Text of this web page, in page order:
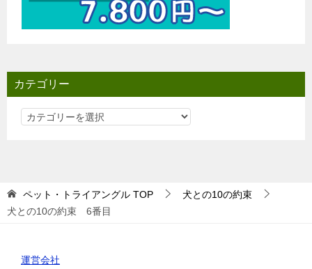
カテゴリー
カ
ペット・トライアングル TOP
犬との10の約束
犬との10の約束 6番目
運営会社